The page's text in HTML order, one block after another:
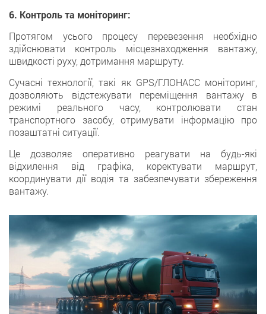
6. Контроль та моніторинг:
Протягом усього процесу перевезення необхідно
здійснювати контроль місцезнаходження вантажу,
швидкості руху, дотримання маршруту.
Сучасні технології, такі як GPS/ГЛОНАСС моніторинг,
дозволяють відстежувати переміщення вантажу в
режимі реального часу, контролювати стан
транспортного засобу, отримувати інформацію про
позаштатні ситуації.
Це дозволяє оперативно реагувати на будь-які
відхилення від графіка, коректувати маршрут,
координувати дії водія та забезпечувати збереження
вантажу.